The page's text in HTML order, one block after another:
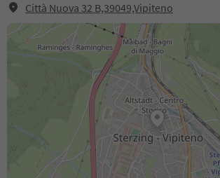
Città Nuova 32 B,39049,Vipiteno